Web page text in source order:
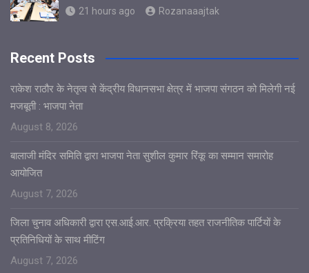
21 hours ago Rozanaaajtak
Recent Posts
राकेश राठौर के नेतृत्व से केंद्रीय विधानसभा क्षेत्र में भाजपा संगठन को मिलेगी नई
मजबूती : भाजपा नेता
August 8, 2026
बालाजी मंदिर समिति द्वारा भाजपा नेता सुशील कुमार रिंकू का सम्मान समारोह
आयोजित
August 7, 2026
जिला चुनाव अधिकारी द्वारा एस.आई.आर. प्रक्रिया तहत राजनीतिक पार्टियों के
प्रतिनिधियों के साथ मीटिंग
August 7, 2026